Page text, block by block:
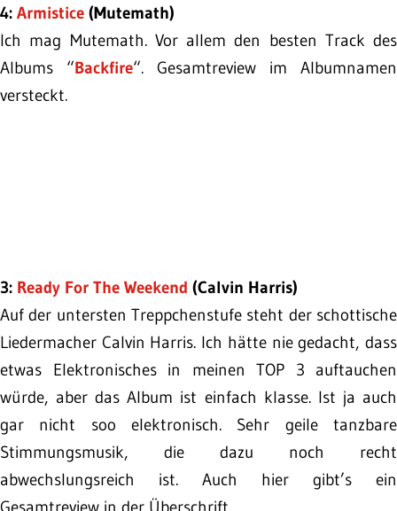
4: Armistice (Mutemath)
Ich mag Mutemath. Vor allem den besten Track des
Albums “Backfire“. Gesamtreview im Albumnamen
versteckt.
3: Ready For The Weekend (Calvin Harris)
Auf der untersten Treppchenstufe steht der schottische
Liedermacher Calvin Harris. Ich hätte nie gedacht, dass
etwas Elektronisches in meinen TOP 3 auftauchen
würde, aber das Album ist einfach klasse. Ist ja auch
gar nicht soo elektronisch. Sehr geile tanzbare
Stimmungsmusik, die dazu noch recht
abwechslungsreich ist. Auch hier gibt’s ein